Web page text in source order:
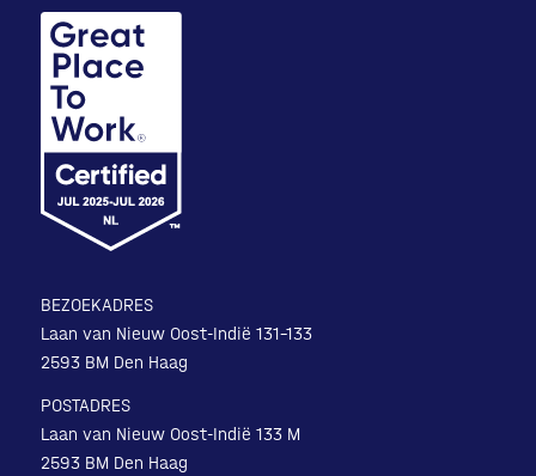
BEZOEKADRES
Laan van Nieuw Oost-Indië 131-133
2593 BM Den Haag
POSTADRES
Laan van Nieuw Oost-Indië 133 M
2593 BM Den Haag